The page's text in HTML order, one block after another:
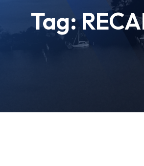
Tag: